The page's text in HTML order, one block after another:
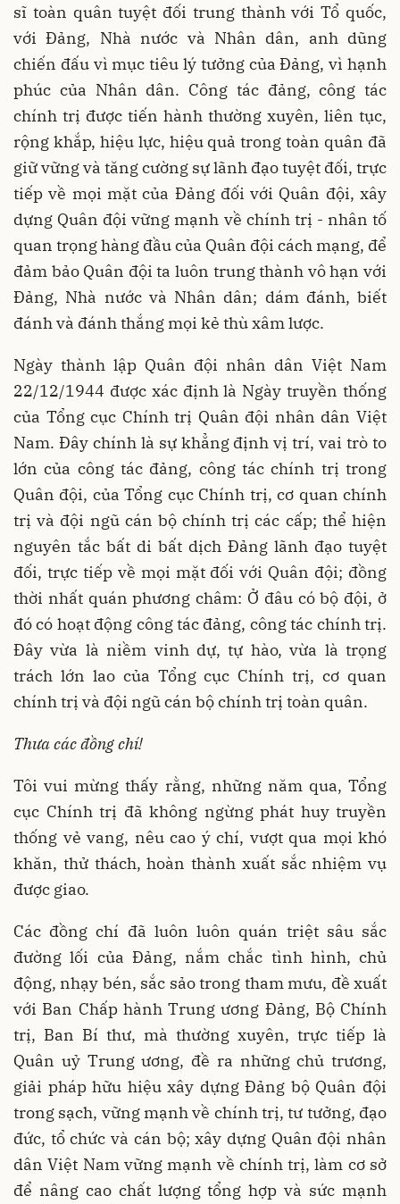
sĩ toàn quân tuyệt đối trung thành với Tổ quốc,
với Đảng, Nhà nước và Nhân dân, anh dũng
chiến đấu vì mục tiêu lý tưởng của Đảng, vì hạnh
phúc của Nhân dân. Công tác đảng, công tác
chính trị được tiến hành thường xuyên, liên tục,
rộng khắp, hiệu lực, hiệu quả trong toàn quân đã
giữ vững và tăng cường sự lãnh đạo tuyệt đối, trực
tiếp về mọi mặt của Đảng đối với Quân đội, xây
dựng Quân đội vững mạnh về chính trị - nhân tố
quan trọng hàng đầu của Quân đội cách mạng, để
đảm bảo Quân đội ta luôn trung thành vô hạn với
Đảng, Nhà nước và Nhân dân; dám đánh, biết
đánh và đánh thắng mọi kẻ thù xâm lược.
Ngày thành lập Quân đội nhân dân Việt Nam
22/12/1944 được xác định là Ngày truyền thống
của Tổng cục Chính trị Quân đội nhân dân Việt
Nam. Đây chính là sự khẳng định vị trí, vai trò to
lớn của công tác đảng, công tác chính trị trong
Quân đội, của Tổng cục Chính trị, cơ quan chính
trị và đội ngũ cán bộ chính trị các cấp; thể hiện
nguyên tắc bất di bất dịch Đảng lãnh đạo tuyệt
đối, trực tiếp về mọi mặt đối với Quân đội; đồng
thời nhất quán phương châm: Ở đâu có bộ đội, ở
đó có hoạt động công tác đảng, công tác chính trị.
Đây vừa là niềm vinh dự, tự hào, vừa là trọng
trách lớn lao của Tổng cục Chính trị, cơ quan
chính trị và đội ngũ cán bộ chính trị toàn quân.
Thưa các đồng chí!
Tôi vui mừng thấy rằng, những năm qua, Tổng
cục Chính trị đã không ngừng phát huy truyền
thống vẻ vang, nêu cao ý chí, vượt qua mọi khó
khăn, thử thách, hoàn thành xuất sắc nhiệm vụ
được giao.
Các đồng chí đã luôn luôn quán triệt sâu sắc
đường lối của Đảng, nắm chắc tình hình, chủ
động, nhạy bén, sắc sảo trong tham mưu, đề xuất
với Ban Chấp hành Trung ương Đảng, Bộ Chính
trị, Ban Bí thư, mà thường xuyên, trực tiếp là
Quân uỷ Trung ương, đề ra những chủ trương,
giải pháp hữu hiệu xây dựng Đảng bộ Quân đội
trong sạch, vững mạnh về chính trị, tư tưởng, đạo
đức, tổ chức và cán bộ; xây dựng Quân đội nhân
dân Việt Nam vững mạnh về chính trị, làm cơ sở
để nâng cao chất lượng tổng hợp và sức mạnh